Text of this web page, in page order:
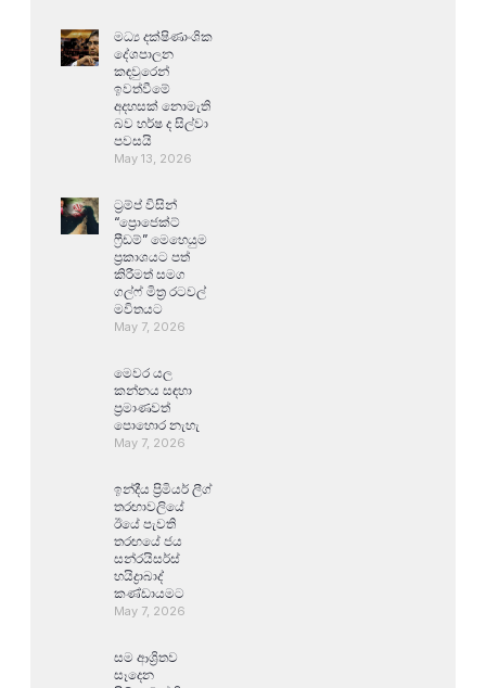
මධ්‍ය දක්ෂිණාංශික
දේශපාලන
කඳවුරෙන්
ඉවත්වීමේ
අදහසක් නොමැති
බව හර්ෂ ද සිල්වා
පවසයි
May 13, 2026
ට්‍රම්ප් විසින්
“ප්‍රොජෙක්ට්
ෆ්‍රීඩම්” මෙහෙයුම
ප්‍රකාශයට පත්
කිරීමත් සමග
ගල්ෆ් මිත්‍ර රටවල්
මවිතයට
May 7, 2026
මෙවර යල
කන්නය සඳහා
ප්‍රමාණවත්
පොහොර නැහැ
May 7, 2026
ඉන්දීය ප්‍රිමියර් ලීග්
තරඟාවලියේ
ඊයේ පැවති
තරඟයේ ජය
සන්රයිසර්ස්
හයිද්‍රාබාද්
කණ්ඩායමට
May 7, 2026
සම ආශ්‍රිතව
සෑදෙන